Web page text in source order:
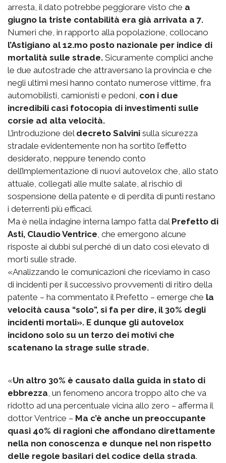
arresta, il dato potrebbe peggiorare visto che a
giugno la triste contabilità era già arrivata a 7.
Numeri che, in rapporto alla popolazione, collocano
l’Astigiano al 12.mo posto nazionale per indice di
mortalità sulle strade. Sicuramente complici anche
le due autostrade che attraversano la provincia e che
negli ultimi mesi hanno contato numerose vittime, fra
automobilisti, camionisti e pedoni, con i due
incredibili casi fotocopia di investimenti sulle
corsie ad alta velocità.
L’introduzione del decreto Salvini sulla sicurezza
stradale evidentemente non ha sortito l’effetto
desiderato, neppure tenendo conto
dell’implementazione di nuovi autovelox che, allo stato
attuale, collegati alle multe salate, al rischio di
sospensione della patente e di perdita di punti restano
i deterrenti più efficaci.
Ma è nella indagine interna lampo fatta dal Prefetto di
Asti, Claudio Ventrice, che emergono alcune
risposte ai dubbi sul perché di un dato così elevato di
morti sulle strade.
«Analizzando le comunicazioni che riceviamo in caso
di incidenti per il successivo provvementi di ritiro della
patente – ha commentato il Prefetto – emerge che la
velocità causa “solo”, si fa per dire, il 30% degli
incidenti mortali». E dunque gli autovelox
incidono solo su un terzo dei motivi che
scatenano la strage sulle strade.
«Un altro 30% è causato dalla guida in stato di
ebbrezza, un fenomeno ancora troppo alto che va
ridotto ad una percentuale vicina allo zero – afferma il
dottor Ventrice – Ma c’è anche un preoccupante
quasi 40% di ragioni che affondano direttamente
nella non conoscenza e dunque nel non rispetto
delle regole basilari del codice della strada.